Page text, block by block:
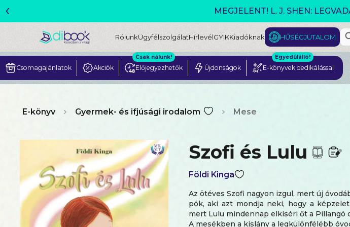
MEGJELENT! L. J. SHEN:
‹
RólunkÜgyfélszolgálatHírlevélGYIKKiadóknak HŰSÉGJUTALOM
Csomagajánlatok Akciók Előjegyezhetők
Csak nálunk!
Újdonságok E-könyvek dedikálással
Egyedülálló!
E-könyv Gyermek- és ifjúsági irodalom Mese
Szofi és Lulu
Földi Kinga
Az ötéves Szofi nagyon izgul, mert új
pók, aki azt mondja neki, hogy a
mert Lulu mindennap elkíséri őt a Pillangó
A mesékben a kislány a legkülönfélébb